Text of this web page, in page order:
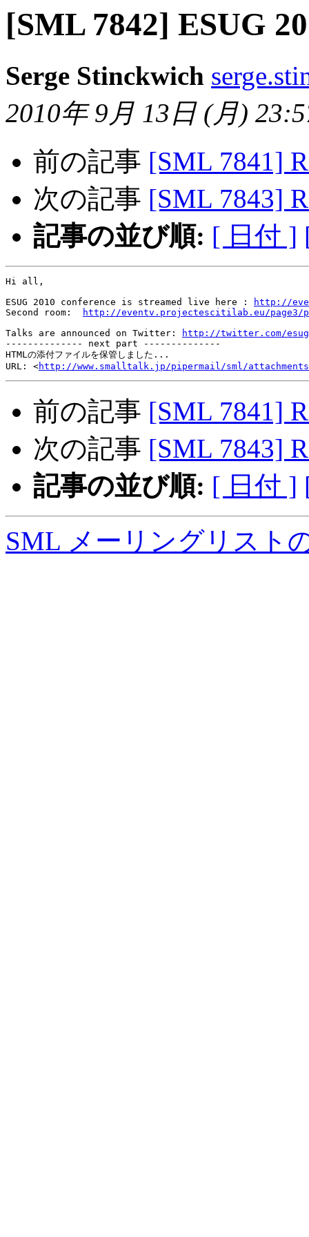
[SML 7842] ESUG
Serge Stinckwich
2010年 9月 13日 (月)
前の記事 [SML 7841]
次の記事 [SML 7843]
記事の並び順: [ 日付 ]
Hi all,
ESUG 2010 conference is streamed live here :
http://
Second room:
http://eventv.projectescitilab.eu/page3/
Talks are announced on Twitter:
http://twitter.com/
-------------- next part --------------
HTMLの添付ファイルを保管しました...
URL: <http://www.smalltalk.jp/pipermail/sml/attachments/
前の記事 [SML 7841]
次の記事 [SML 7843]
記事の並び順: [ 日付 ]
SML メーリングリスト